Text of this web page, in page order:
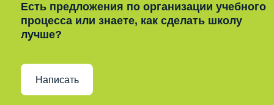
Есть предложения по организации учебного
процесса или знаете, как сделать школу
лучше?
Написать